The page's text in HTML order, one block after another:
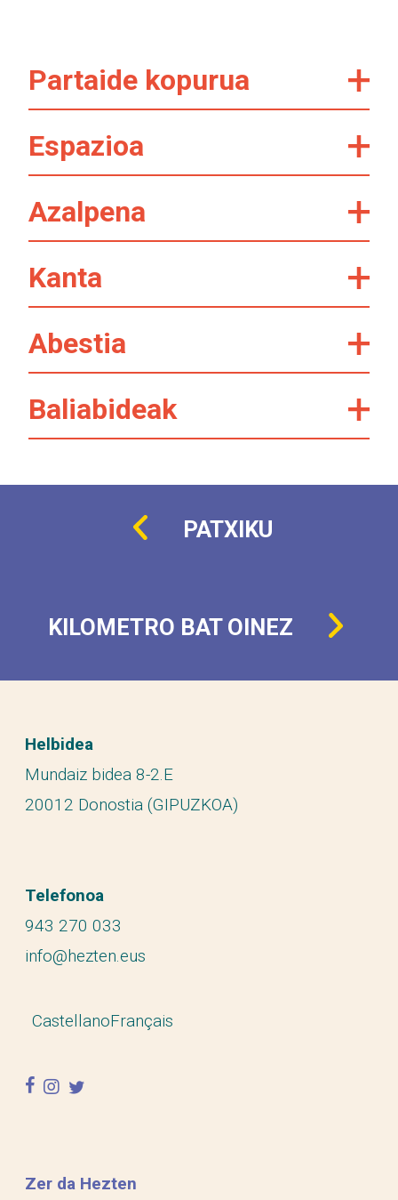
Partaide kopurua
Espazioa
Azalpena
Kanta
Abestia
Baliabideak
PATXIKU
KILOMETRO BAT OINEZ
Helbidea
Mundaiz bidea 8-2.E
20012 Donostia (GIPUZKOA)
Telefonoa
943 270 033
info@hezten.eus
CastellanoFrançais
facebook
instagram
twitter
Zer da Hezten